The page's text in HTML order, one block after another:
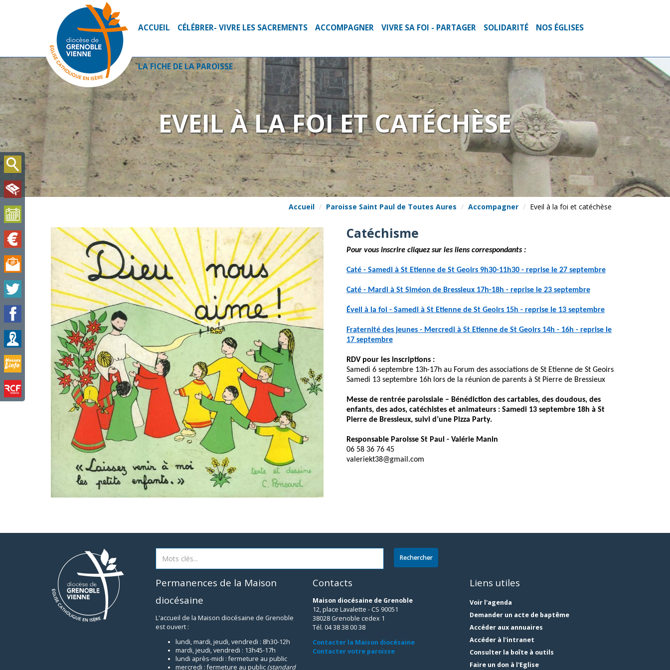
EVEIL À LA FOI ET CATÉCHÈSE
Accueil Paroisse Saint Paul de Toutes Aures Accompagner Eveil à la foi et catéchèse
Catéchisme
Pour vous inscrire cliquez sur les liens correspondants :
Caté - Samedi à St Etienne de St Geoirs 9h30-11h30 - reprise le 27 septembre
Caté - Mardi à St Siméon de Bressieux 17h-18h - reprise le 23 septembre
Éveil à la foi - Samedi à St Etienne de St Geoirs 15h - reprise le 13 septembre
Fraternité des jeunes - Mercredi à St Etienne de St Geoirs 14h - 16h - reprise le
17 septembre
RDV pour les inscriptions :
Samedi 6 septembre 13h-17h au Forum des associations de St Etienne de St Geoirs
Samedi 13 septembre 16h lors de la réunion de parents à St Pierre de Bressieux
Messe de rentrée paroissiale – Bénédiction des cartables, des doudous, des
enfants, des ados, catéchistes et animateurs : Samedi 13 septembre 18h à St
Pierre de Bressieux, suivi d’une Pizza Party.
Responsable Paroisse St Paul - Valérie Manin
06 58 36 76 45
valeriekt38@gmail.com
Permanences de la Maison
diocésaine
L'accueil de la Maison diocésaine de Grenoble
est ouvert :
lundi, mardi, jeudi, vendredi : 8h30-12h
mardi, jeudi, vendredi : 13h45-17h
lundi après-midi : fermeture au public
mercredi : fermeture au public (standard
Contacts
Maison diocésaine de Grenoble
12, place Lavalette - CS 90051
38028 Grenoble cedex 1
Tél. 04 38 38 00 38
Contacter la Maison diocésaine
Contacter votre paroisse
Liens utiles
Voir l'agenda
Demander un acte de baptême
Accéder aux annuaires
Accéder à l'intranet
Consulter la boîte à outils
Faire un don à l'Eglise
ACCUEIL CÉLÉBRER- VIVRE LES SACREMENTS ACCOMPAGNER VIVRE SA FOI - PARTAGER SOLIDARITÉ NOS ÉGLISES
LA FICHE DE LA PAROISSE